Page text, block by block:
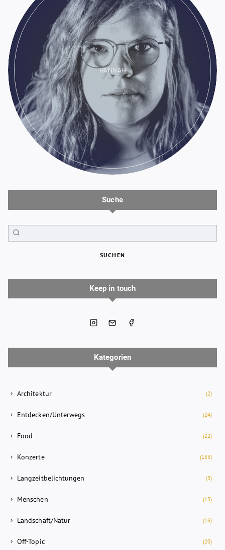
HANNAH
Suche
SUCHEN
Keep in touch
Kategorien
Architektur (2)
Entdecken/Unterwegs (24)
Food (22)
Konzerte (133)
Langzeitbelichtungen (3)
Menschen (15)
Landschaft/Natur (16)
Off-Topic (20)